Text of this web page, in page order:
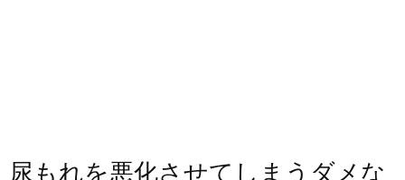
尿もれを悪化させてしまうダメな